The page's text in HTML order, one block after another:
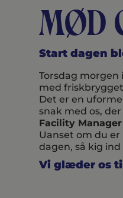
Mød
Start dagen
Torsdag morgen
med
Det er en
snak med os,
Facility
Uanset om du
dagen, så kig
Vi glæder os